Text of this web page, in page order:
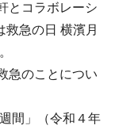
とコラボレーシ
救急の日 横濱月
急のことについ
間」（令和４年